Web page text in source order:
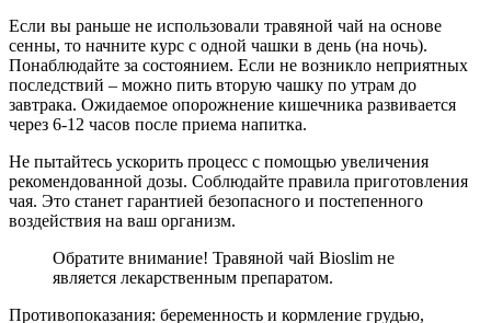
Если вы раньше не использовали травяной чай на основе
сенны, то начните курс с одной чашки в день (на ночь).
Понаблюдайте за состоянием. Если не возникло неприятных
последствий – можно пить вторую чашку по утрам до
завтрака. Ожидаемое опорожнение кишечника развивается
через 6-12 часов после приема напитка.
Не пытайтесь ускорить процесс с помощью увеличения
рекомендованной дозы. Соблюдайте правила приготовления
чая. Это станет гарантией безопасного и постепенного
воздействия на ваш организм.
Обратите внимание! Травяной чай Bioslim не
является лекарственным препаратом.
Противопоказания: беременность и кормление грудью,